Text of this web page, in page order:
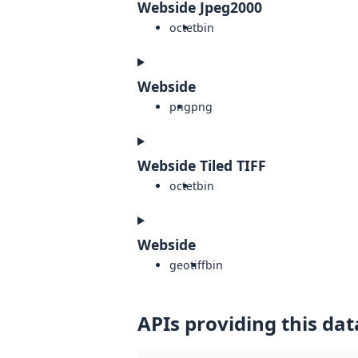
Webside Jpeg2000
octetbin
Webside
pngpng
Webside Tiled TIFF
octetbin
Webside
geotiffbin
APIs providing this